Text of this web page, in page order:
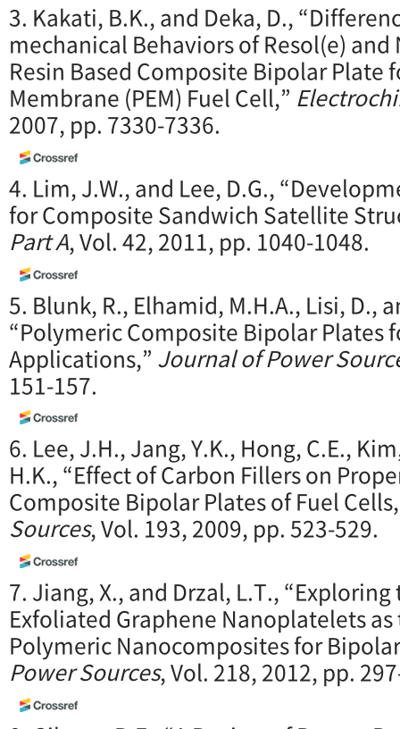
3. Kakati, B.K., and Deka, D.,
mechanical Behaviors of Resol(e)
Resin Based Composite Bipolar Plate
Membrane (PEM) Fuel Cell,”
2007, pp. 7330-7336.
4. Lim, J.W., and Lee, D.G.,
for Composite Sandwich Satellite
Part A, Vol. 42, 2011, pp. 1040-1048.
5. Blunk, R., Elhamid, M.H.A., Lisi, D.,
“Polymeric Composite Bipolar Plates
Applications,” Journal of Power
151-157.
6. Lee, J.H., Jang, Y.K., Hong, C.E.,
H.K., “Effect of Carbon Fillers on
Composite Bipolar Plates of Fuel
Sources, Vol. 193, 2009, pp. 523-529.
7. Jiang, X., and Drzal, L.T.,
Exfoliated Graphene Nanoplatelets
Polymeric Nanocomposites for
Power Sources, Vol. 218, 2012, pp.